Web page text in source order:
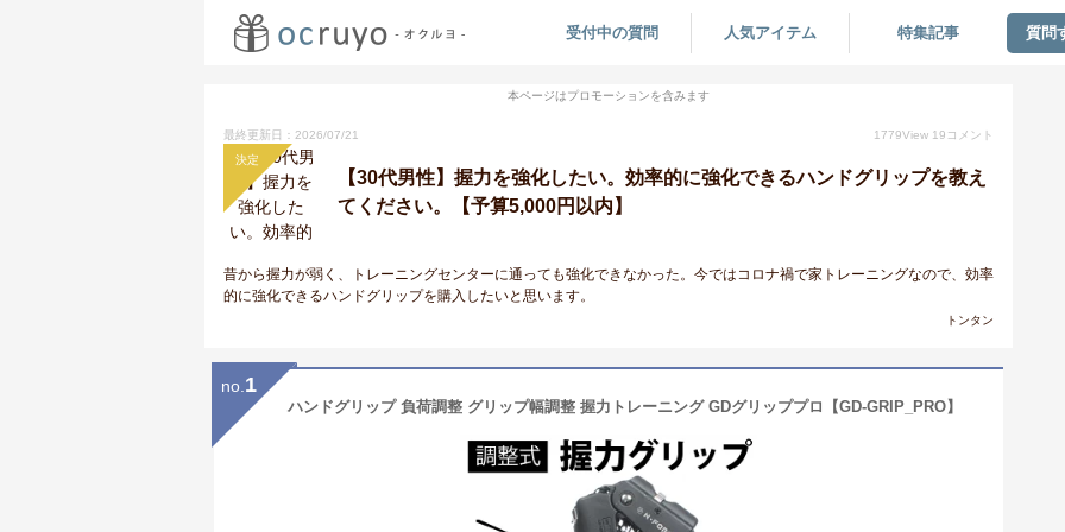
受付中の質問 人気アイテム 特集記事 質問
本ページはプロモーションを含みます
最終更新日：2026/07/21 1779View 19 コメント
決定
【30代男性】握力を強化したい。効率的に強化できるハンドグリップを教え
てください。【予算5,000円以内】
昔から握力が弱く、トレーニングセンターに通っても強化できなかった。今ではコロナ禍で家トレーニングなので、効率
的に強化できるハンドグリップを購入したいと思います。
トンタン
no. 1
ハンドグリップ 負荷調整 グリップ幅調整 握力トレーニング GDグリッププロ【GD-GRIP_PRO】